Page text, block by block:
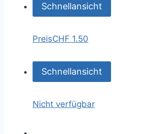
Schnellansicht
PreisCHF 1.50
Schnellansicht
Nicht verfügbar